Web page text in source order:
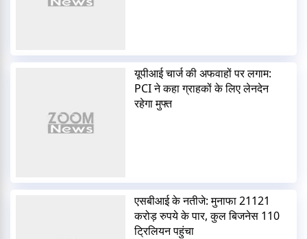
यूपीआई चार्ज की अफवाहों पर लगाम:
PCI ने कहा ग्राहकों के लिए लेनदेन
रहेगा मुफ्त
एसबीआई के नतीजे: मुनाफा 21121
करोड़ रुपये के पार, कुल बिजनेस 110
ट्रिलियन पहुंचा